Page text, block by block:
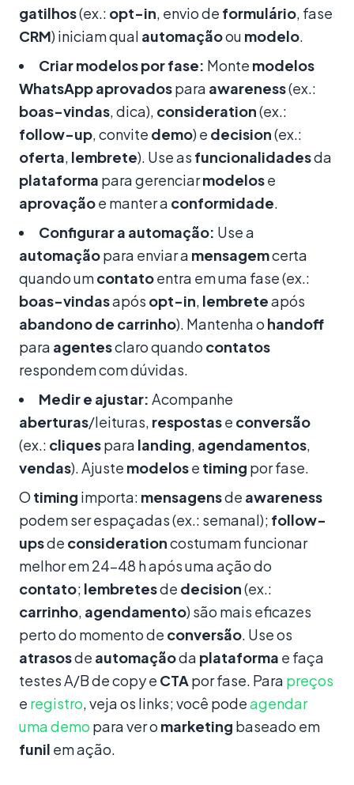
gatilhos(ex.: opt-in, envio de formulário, fase
CRM) iniciam qual automaçãoou modelo.
Criar modelos por fase: Monte modelos
WhatsAppaprovadospara awareness(ex.:
boas-vindas, dica), consideration(ex.:
follow-up, convite demo) e decision(ex.:
oferta, lembrete). Use as funcionalidadesda
plataforma para gerenciarmodelose
aprovaçãoe manter a conformidade.
Configurar a automação: Use a
automaçãopara enviar a mensagemcerta
quando umcontatoentra em uma fase (ex.:
boas-vindasapós opt-in, lembreteapós
abandono de carrinho). Mantenha o handoff
para agentesclaro quando contatos
respondem com dúvidas.
Medir e ajustar: Acompanhe
aberturas/leituras, respostase conversão
(ex.: cliquespara landing, agendamentos,
vendas). Ajuste modelose timing por fase.
O timing importa: mensagensde awareness
podem ser espaçadas (ex.: semanal); follow-
upsde considerationcostumam funcionar
melhor em 24–48 h após uma ação do
contato; lembretesde decision(ex.:
carrinho, agendamento) são mais eficazes
perto do momento de conversão. Use os
atrasosde automaçãoda plataforma e faça
testes A/B de copy e CTA por fase. Para preços
e registro, veja os links; você podeagendar
uma demo para ver o marketing baseado em
funil em ação.